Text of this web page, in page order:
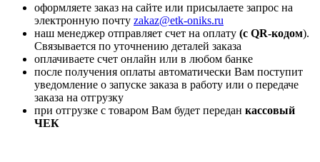
оформляете заказ на сайте или присылаете запрос на
электронную почту zakaz@etk-oniks.ru
наш менеджер отправляет счет на оплату (с QR-кодом).
Связывается по уточнению деталей заказа
оплачиваете счет онлайн или в любом банке
после получения оплаты автоматически Вам поступит
уведомление о запуске заказа в работу или о передаче
заказа на отгрузку
при отгрузке с товаром Вам будет передан кассовый
ЧЕК